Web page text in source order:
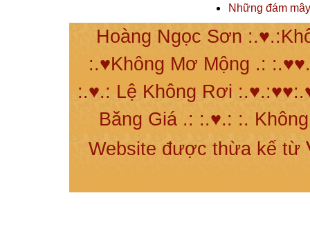
Những đám
Hoàng Ngọc Sơn
:.♥Không Mơ Mộng .:
:.♥.: Lệ Không Rơi
Băng Giá .: :.♥.: :.
Website được thừa kế từ